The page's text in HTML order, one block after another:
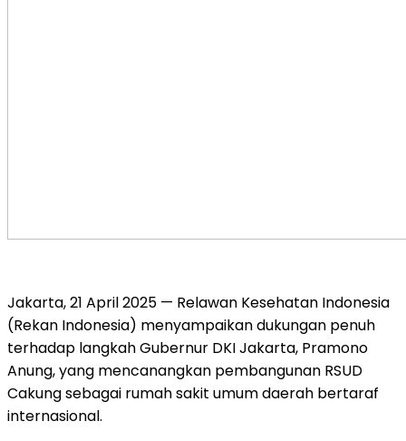
Jakarta, 21 April 2025 — Relawan Kesehatan Indonesia
(Rekan Indonesia) menyampaikan dukungan penuh
terhadap langkah Gubernur DKI Jakarta, Pramono
Anung, yang mencanangkan pembangunan RSUD
Cakung sebagai rumah sakit umum daerah bertaraf
internasional.